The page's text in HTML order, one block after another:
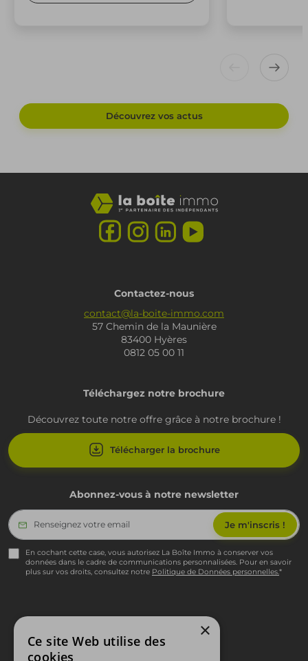
Découvrez vos actus
Contactez-nous
contact@la-boite-immo.com
57 Chemin de la Maunière
83400 Hyères
0812 05 00 11
Téléchargez notre brochure
Découvrez toute notre offre grâce à notre brochure !
Télécharger la brochure
Abonnez-vous à notre newsletter
En cochant cette case, vous autorisez La Boîte Immo à conserver vos
données dans le cadre de communications personnalisées. Pour en savoir
plus sur vos droits, consultez notre Politique de Données personnelles.*
Pied de page
Mentions légales
×
Ce site Web utilise des
cookies